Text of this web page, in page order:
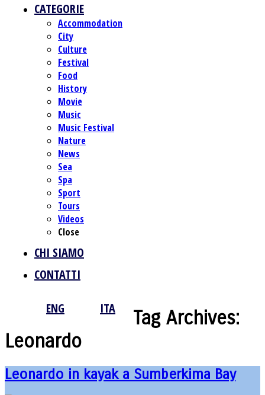
CATEGORIE
Accommodation
City
Culture
Festival
Food
History
Movie
Music
Music Festival
Nature
News
Sea
Spa
Sport
Tours
Videos
Close
CHI SIAMO
CONTATTI
ENG ITA
Tag Archives:
Leonardo
Leonardo in kayak a Sumberkima Bay